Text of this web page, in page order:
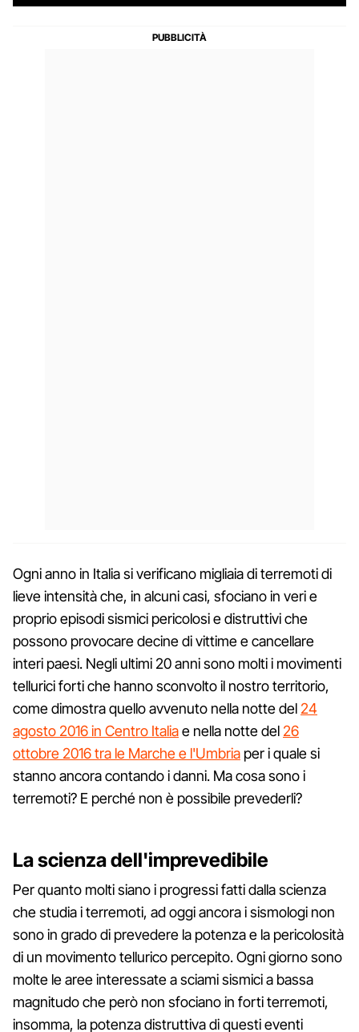
Ogni anno in Italia si verificano migliaia di terremoti di
lieve intensità che, in alcuni casi, sfociano in veri e
proprio episodi sismici pericolosi e distruttivi che
possono provocare decine di vittime e cancellare
interi paesi. Negli ultimi 20 anni sono molti i movimenti
tellurici forti che hanno sconvolto il nostro territorio,
come dimostra quello avvenuto nella notte del 24
agosto 2016 in Centro Italiae nella notte del 26
ottobre 2016 tra le Marche e l'Umbria per i quale si
stanno ancora contando i danni. Ma cosa sono i
terremoti? E perché non è possibile prevederli?
La scienza dell'imprevedibile
Per quanto molti siano i progressi fatti dalla scienza
che studia i terremoti, ad oggi ancora i sismologi non
sono in grado di prevedere la potenza e la pericolosità
di un movimento tellurico percepito. Ogni giorno sono
molte le aree interessate a sciami sismici a bassa
magnitudo che però non sfociano in forti terremoti,
insomma, la potenza distruttiva di questi eventi